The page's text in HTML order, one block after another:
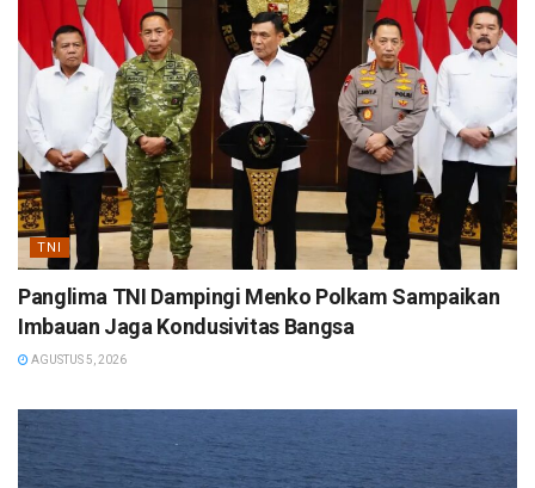
TNI
Panglima TNI Dampingi Menko Polkam Sampaikan
Imbauan Jaga Kondusivitas Bangsa
AGUSTUS 5, 2026